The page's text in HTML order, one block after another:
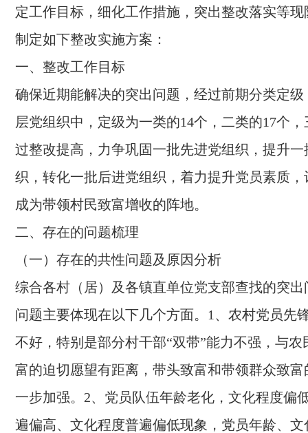
定工作目标，细化工作措施，突出整改落实等
制定如下整改实施方案：
一、整改工作目标
确保近期能解决的突出问题，经过前期分类定级
层党组织中，定级为一类的14个，二类的17个
过整改提高，力争巩固一批先进党组织，提升一
织，转化一批后进党组织，着力提升党员素质
成为带领村民致富增收的阵地。
二、存在的问题梳理
（一）存在的共性问题及原因分析
综合各村（居）及各镇直单位党支部查找的突
问题主要体现在以下几个方面。1、农村党员先
不好，特别是部分村干部“双带”能力不强，与农
富的迫切愿望有距离，带头致富和带领群众致
一步加强。2、党员队伍年龄老化，文化程度偏
遍偏高、文化程度普遍偏低现象，党员年龄、